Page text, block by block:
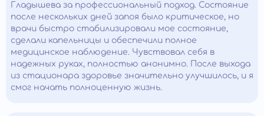
Гладышева за профессиональный подход. Состояние
после нескольких дней запоя было критическое, но
врачи быстро стабилизировали мое состояние,
сделали капельницы и обеспечили полное
медицинское наблюдение. Чувствовал себя в
надежных руках, полностью анонимно. После выхода
из стационара здоровье значительно улучшилось, и я
смог начать полноценную жизнь.